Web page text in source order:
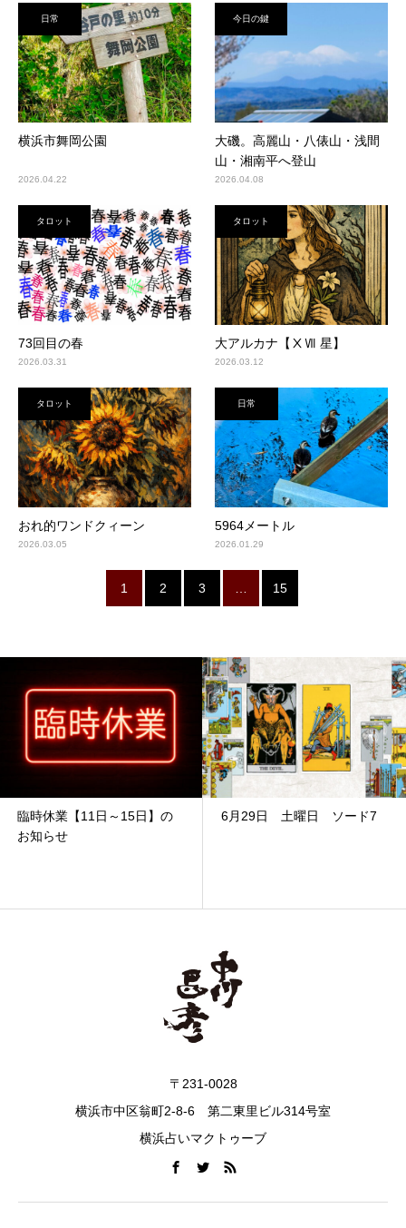
日常
横浜市舞岡公園
2026.04.22
今日の鍵
大磯。高麗山・八俵山・浅間
山・湘南平へ登山
2026.04.08
タロット
73回目の春
2026.03.31
タロット
大アルカナ【ⅩⅦ 星】
2026.03.12
タロット
おれ的ワンドクィーン
2026.03.05
日常
5964メートル
2026.01.29
1 2 3 15
臨時休業【11日～15日】の
お知らせ
6月29日 土曜日 ソード7
〒231-0028
横浜市中区翁町2-8-6 第二東里ビル314号室
横浜占いマクトゥーブ